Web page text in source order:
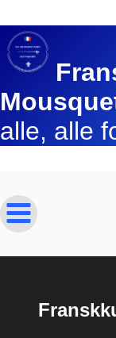
alle, alle